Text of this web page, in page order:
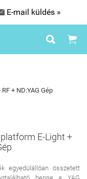
E-mail küldés »
 
+ ND:YAG Gép
E-Light +
egyedülállóan összetett